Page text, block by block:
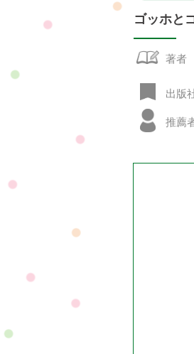
ゴッホと
著者
出版
推薦